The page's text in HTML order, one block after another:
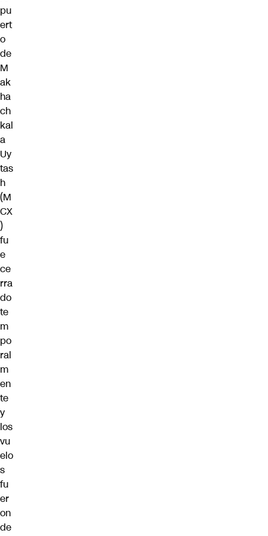
pu
ert
o
de
M
ak
ha
ch
kal
a
Uy
tas
h
(M
CX
)
fu
e
ce
rra
do
te
m
po
ral
m
en
te
y
los
vu
elo
s
fu
er
on
de